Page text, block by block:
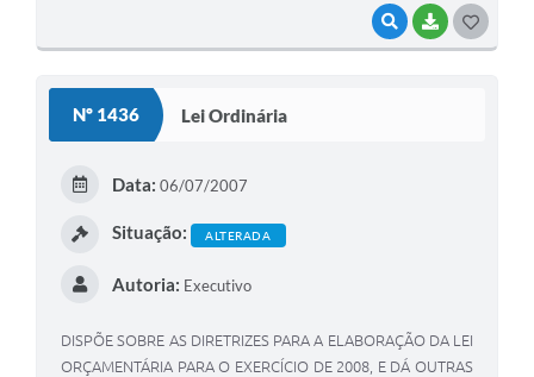
VISUALIZAR
BAIXAR
Nº 1436 Lei Ordinária
Data: 06/07/2007
Situação: ALTERADA
Autoria: Executivo
DISPÕE SOBRE AS DIRETRIZES PARA A ELABORAÇÃO DA LEI
ORÇAMENTÁRIA PARA O EXERCÍCIO DE 2008, E DÁ OUTRAS